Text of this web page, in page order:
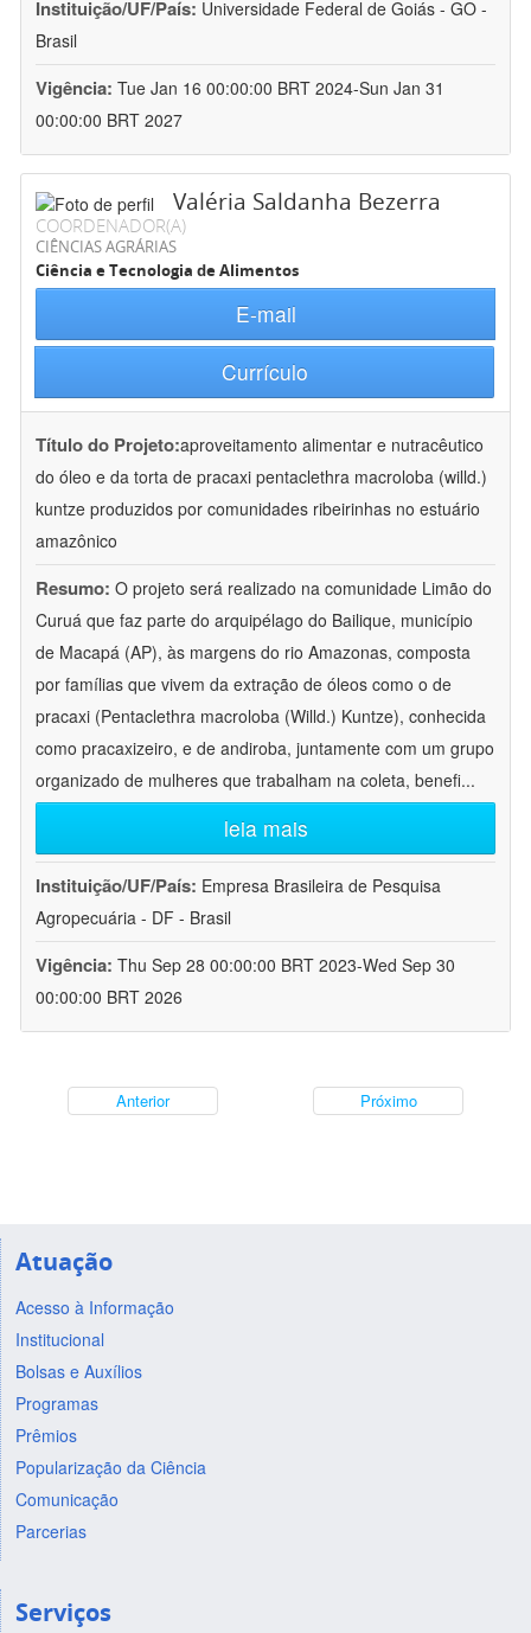
Instituição/UF/País: Universidade Federal de Goiás - GO -
Brasil
Vigência: Tue Jan 16 00:00:00 BRT 2024-Sun Jan 31
00:00:00 BRT 2027
Valéria Saldanha Bezerra
COORDENADOR(A)
CIÊNCIAS AGRÁRIAS
Ciência e Tecnologia de Alimentos
E-mail
Currículo
Título do Projeto:aproveitamento alimentar e nutracêutico
do óleo e da torta de pracaxi pentaclethra macroloba (willd.)
kuntze produzidos por comunidades ribeirinhas no estuário
amazônico
Resumo: O projeto será realizado na comunidade Limão do
Curuá que faz parte do arquipélago do Bailique, município
de Macapá (AP), às margens do rio Amazonas, composta
por famílias que vivem da extração de óleos como o de
pracaxi (Pentaclethra macroloba (Willd.) Kuntze), conhecida
como pracaxizeiro, e de andiroba, juntamente com um grupo
organizado de mulheres que trabalham na coleta, benefi...
leia mais
Instituição/UF/País: Empresa Brasileira de Pesquisa
Agropecuária - DF - Brasil
Vigência: Thu Sep 28 00:00:00 BRT 2023-Wed Sep 30
00:00:00 BRT 2026
Anterior Próximo
Atuação
Acesso à Informação
Institucional
Bolsas e Auxílios
Programas
Prêmios
Popularização da Ciência
Comunicação
Parcerias
Serviços